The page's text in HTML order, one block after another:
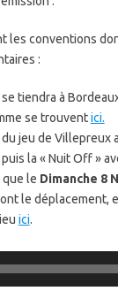
les conventions
:
se tiendra à
se trouventici.
jeu de Villepreux
la « Nuit Off »
que le Dimanche 8
le déplacement,
ici.